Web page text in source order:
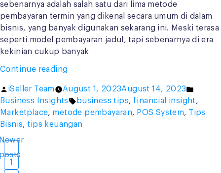
sebenarnya adalah salah satu dari lima metode
pembayaran termin yang dikenal secara umum di dalam
bisnis, yang banyak digunakan sekarang ini. Meski terasa
seperti model pembayaran jadul, tapi sebenarnya di era
kekinian cukup banyak
Continue reading“Kenali
Term
of
Payment
Ini,
Posted
by
iSeller Team August 1, 2023August 14, 2023
in
Business Insights Tags:
business tips, financial insight,
Marketplace, metode pembayaran, POS System, Tips
Bisnis, tips keuangan
pagination
1